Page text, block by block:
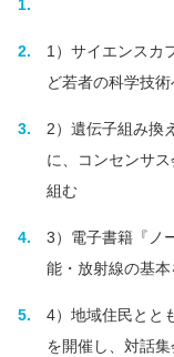
1）サイエンスカ
ど若者の科学技
2）遺伝子組み換
に、コンセンサ
組む
3）電子書籍『ノ
能・放射線の基
4）地域住民とと
を開催し、対話